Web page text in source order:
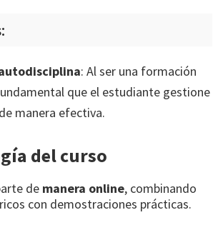
: Al ser una formación
que el estudiante gestione
manera efectiva.
del curso
de manera online, combinando
con demostraciones prácticas.